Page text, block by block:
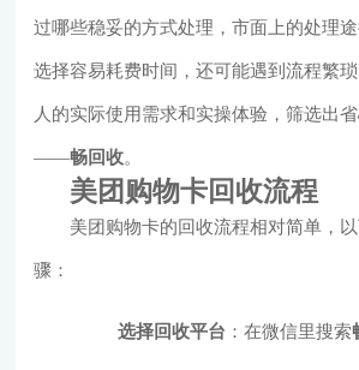
过哪些稳妥的方式处理，市面上的处理
选择容易耗费时间，还可能遇到流程繁
人的实际使用需求和实操体验，筛选出
——畅回收。
美团购物卡回收流程
美团购物卡的回收流程相对简单，
骤：
选择回收平台 ：在微信里搜索